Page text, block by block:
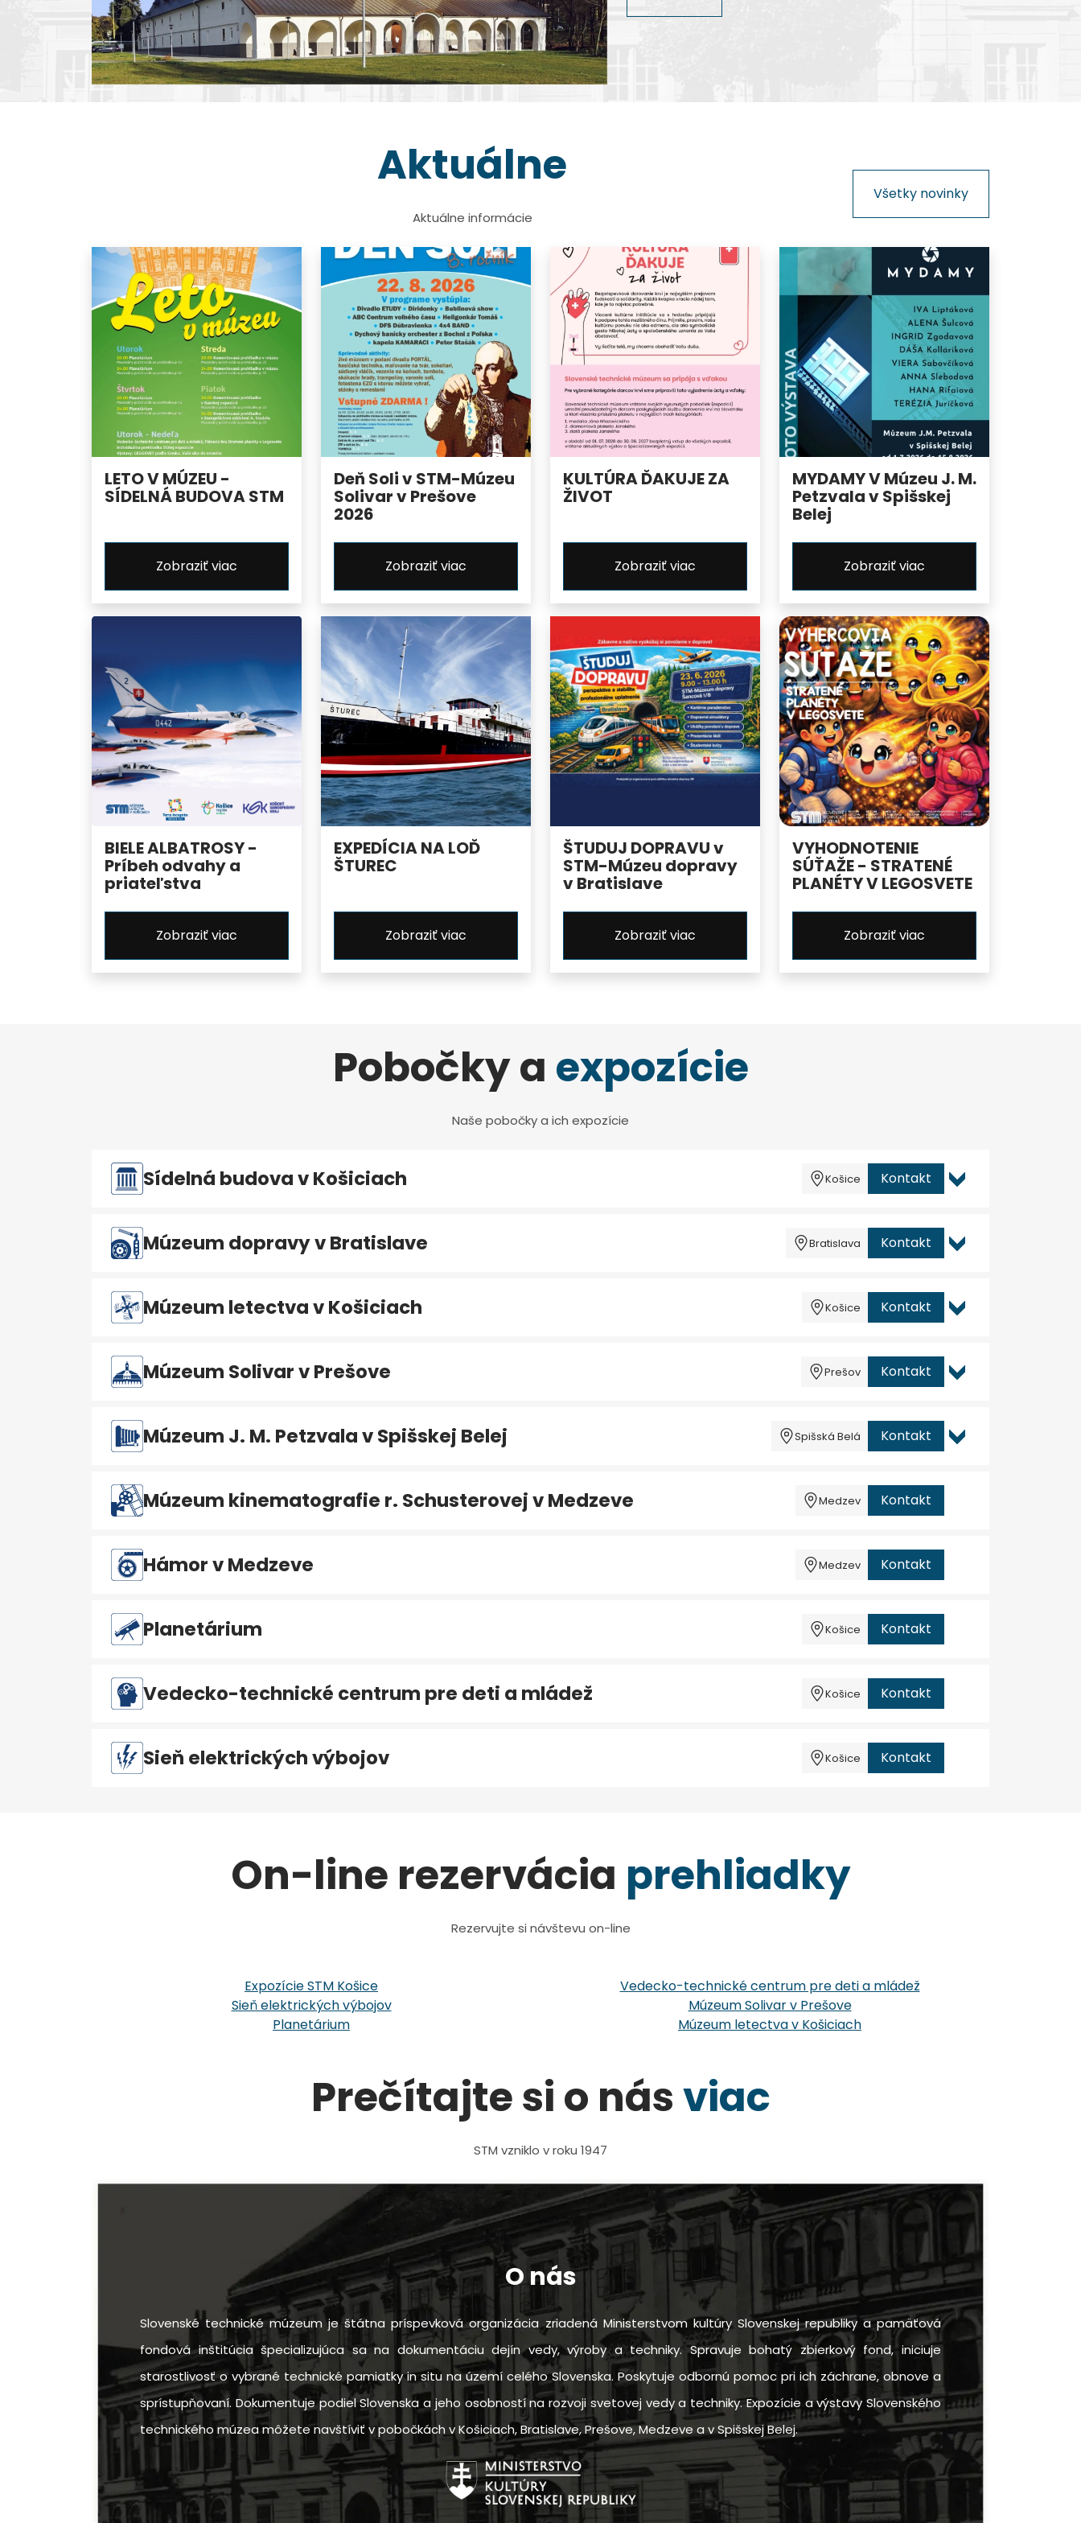
Viac info
Aktuálne
Aktuálne informácie
Všetky novinky
LETO V MÚZEU -
SÍDELNÁ BUDOVA STM
Zobraziť viac
Deň Soli v STM-Múzeu
Solivar v Prešove
2026
Zobraziť viac
KULTÚRA ĎAKUJE ZA
ŽIVOT
Zobraziť viac
MYDAMY V Múzeu J. M.
Petzvala v Spišskej
Belej
Zobraziť viac
BIELE ALBATROSY -
Príbeh odvahy a
priateľstva
Zobraziť viac
EXPEDÍCIA NA LOĎ
ŠTUREC
Zobraziť viac
ŠTUDUJ DOPRAVU v
STM-Múzeu dopravy
v Bratislave
Zobraziť viac
VYHODNOTENIE
SÚŤAŽE - STRATENÉ
PLANÉTY V LEGOSVETE
Zobraziť viac
Pobočky a expozície
Naše pobočky a ich expozície
Sídelná budova v Košiciach Košice Kontakt
Múzeum dopravy v Bratislave Bratislava Kontakt
Múzeum letectva v Košiciach Košice Kontakt
Múzeum Solivar v Prešove Prešov Kontakt
Múzeum J. M. Petzvala v Spišskej Belej Spišská Belá Kontakt
Múzeum kinematografie r. Schusterovej v Medzeve Medzev Kontakt
Hámor v Medzeve Medzev Kontakt
Planetárium Košice Kontakt
Vedecko-technické centrum pre deti a mládež Košice Kontakt
Sieň elektrických výbojov Košice Kontakt
On-line rezervácia prehliadky
Rezervujte si návštevu on-line
Expozície STM Košice
Sieň elektrických výbojov
Planetárium
Vedecko-technické centrum pre deti a mládež
Múzeum Solivar v Prešove
Múzeum letectva v Košiciach
Prečítajte si o násviac
STM vzniklo v roku 1947
O nás
Slovenské technické múzeum je štátna príspevková organizácia zriadená Ministerstvom kultúry Slovenskej republiky a pamäťová
fondová inštitúcia špecializujúca sa na dokumentáciu dejín vedy, výroby a techniky. Spravuje bohatý zbierkový fond, iniciuje
starostlivosť o vybrané technické pamiatky in situ na území celého Slovenska. Poskytuje odbornú pomoc pri ich záchrane, obnove a
sprístupňovaní. Dokumentuje podiel Slovenska a jeho osobností na rozvoji svetovej vedy a techniky. Expozície a výstavy Slovenského
technického múzea môžete navštíviť v pobočkách v Košiciach, Bratislave, Prešove, Medzeve a v Spišskej Belej.